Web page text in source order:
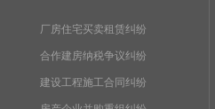
厂房住宅买卖租赁纠纷
合作建房纳税争议纠纷
建设工程施工合同纠纷